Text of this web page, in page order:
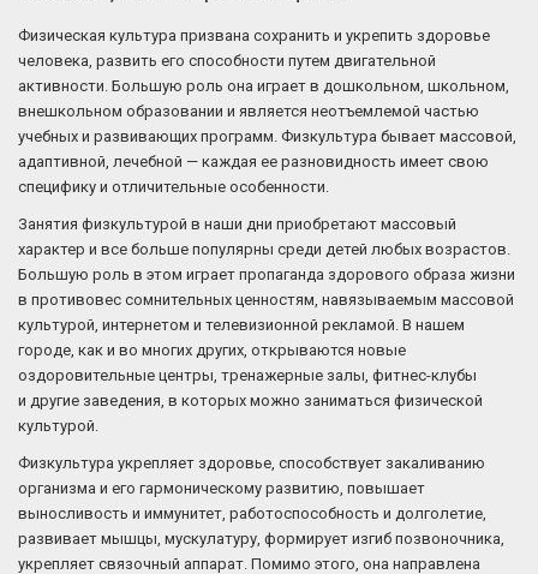
Физическая культура призвана сохранить и укрепить здоровье
человека, развить его способности путем двигательной
активности. Большую роль она играет в дошкольном, школьном,
внешкольном образовании и является неотъемлемой частью
учебных и развивающих программ. Физкультура бывает массовой,
адаптивной, лечебной — каждая ее разновидность имеет свою
специфику и отличительные особенности.
Занятия физкультурой в наши дни приобретают массовый
характер и все больше популярны среди детей любых возрастов.
Большую роль в этом играет пропаганда здорового образа жизни
в противовес сомнительных ценностям, навязываемым массовой
культурой, интернетом и телевизионной рекламой. В нашем
городе, как и во многих других, открываются новые
оздоровительные центры, тренажерные залы, фитнес-клубы
и другие заведения, в которых можно заниматься физической
культурой.
Физкультура укрепляет здоровье, способствует закаливанию
организма и его гармоническому развитию, повышает
выносливость и иммунитет, работоспособность и долголетие,
развивает мышцы, мускулатуру, формирует изгиб позвоночника,
укрепляет связочный аппарат. Помимо этого, она направлена